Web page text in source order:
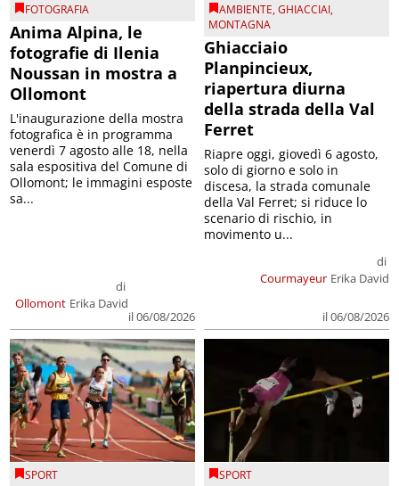
FOTOGRAFIA
Anima Alpina, le
fotografie di Ilenia
Noussan in mostra a
Ollomont
Ollomont
di
Erika David
il 06/08/2026
L'inaugurazione della mostra
fotografica è in programma
venerdì 7 agosto alle 18, nella
sala espositiva del Comune di
Ollomont; le immagini esposte
sa...
AMBIENTE,GHIACCIAI,
MONTAGNA
Ghiacciaio
Planpincieux,
riapertura diurna
della strada della Val
Ferret
Courmayeur
di
Erika David
il 06/08/2026
Riapre oggi, giovedì 6 agosto,
solo di giorno e solo in
discesa, la strada comunale
della Val Ferret; si riduce lo
scenario di rischio, in
movimento u...
SPORT SPORT